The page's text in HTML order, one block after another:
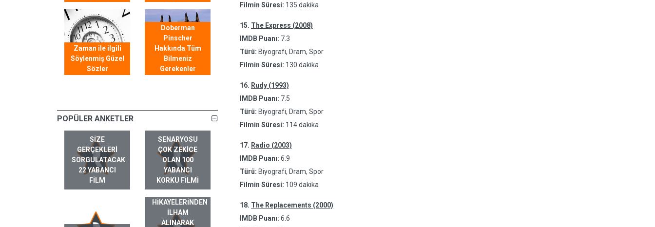
Zaman ile ilgili
Söylenmiş Güzel
Sözler
Doberman
Pinscher
Hakkında Tüm
Bilmeniz
Gerekenler
POPÜLER ANKETLER
SIZE
GERÇEKLERI
SORGULATACAK
22 YABANCI
FILM
SENARYOSU
ÇOK ZEKICE
OLAN 100
YABANCI
KORKU FILMI
GERÇEK HAYAT
HIKAYELERINDEN
ILHAM
ALINARAK
Filmin Süresi: 135 dakika
15. The Express (2008)
IMDB Puanı: 7.3
Türü: Biyografi, Dram, Spor
Filmin Süresi: 130 dakika
16. Rudy (1993)
IMDB Puanı: 7.5
Türü: Biyografi, Dram, Spor
Filmin Süresi: 114 dakika
17. Radio (2003)
IMDB Puanı: 6.9
Türü: Biyografi, Dram, Spor
Filmin Süresi: 109 dakika
18. The Replacements (2000)
IMDB Puanı: 6.6